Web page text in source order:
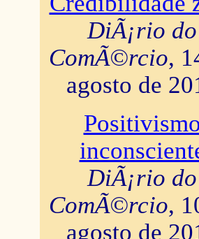
DiÃ¡rio do
ComÃ©rcio,
agosto de
DiÃ¡rio do
ComÃ©rcio,
agosto de